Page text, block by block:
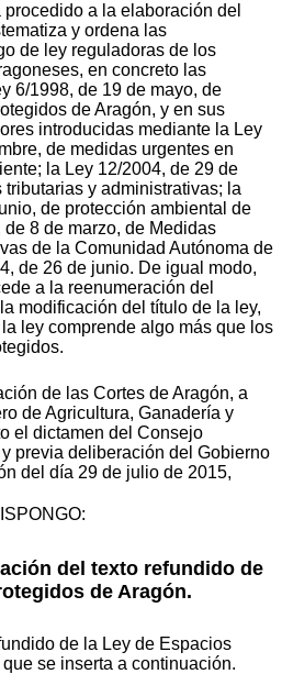
a la elaboración del
y ordena las
de ley reguladoras de los
en concreto las
6/1998, de 19 de mayo, de
de Aragón, y en sus
introducidas mediante la Ley
de medidas urgentes en
la Ley 12/2004, de 29 de
y administrativas; la
de protección ambiental de
8 de marzo, de Medidas
de la Comunidad Autónoma de
de 26 de junio. De igual modo,
a la reenumeración del
modificación del título de la ley,
ley comprende algo más que los
de las Cortes de Aragón, a
de Agricultura, Ganadería y
el dictamen del Consejo
previa deliberación del Gobierno
del día 29 de julio de 2015,
del texto refundido de
de Aragón.
de la Ley de Espacios
se inserta a continuación.